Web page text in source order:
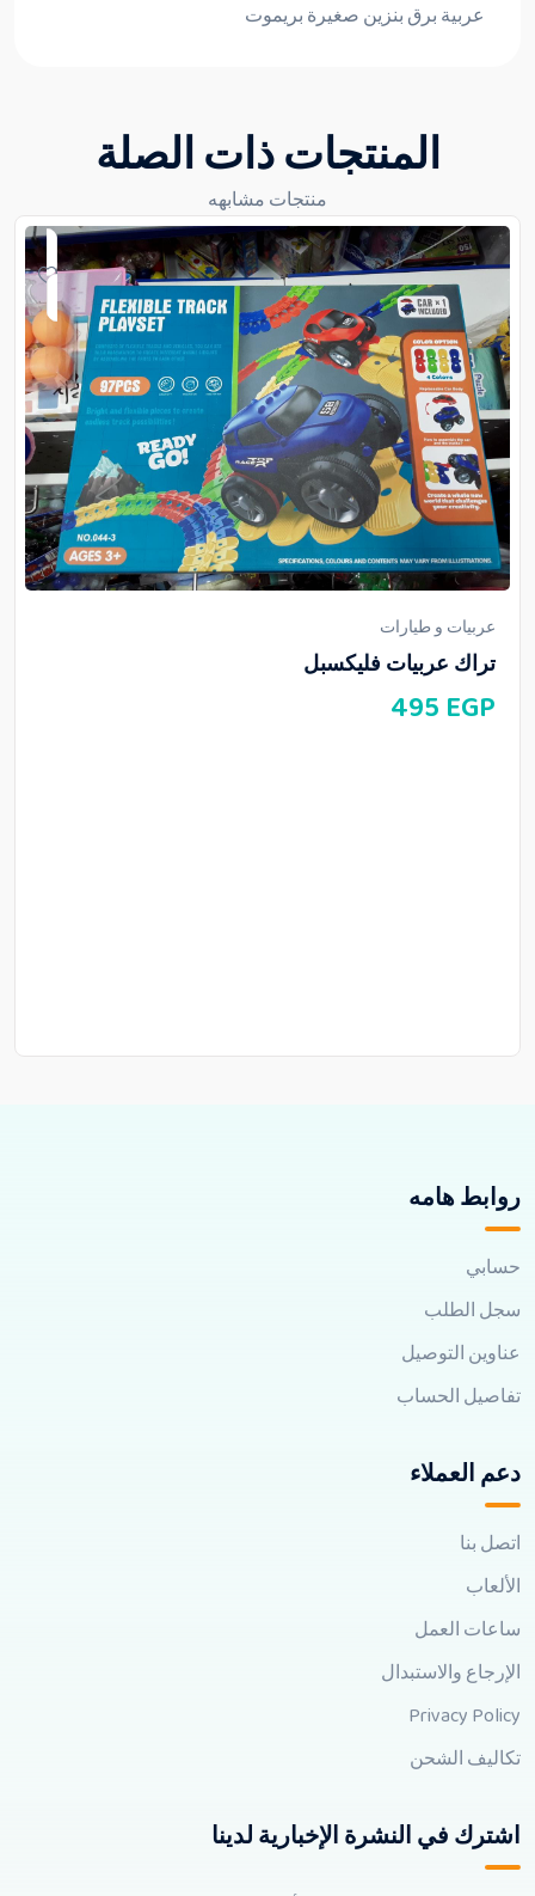
عربية برق بنزين صغيرة بريموت
المنتجات ذات الصلة
منتجات مشابهه
عربيات و طيارات
تراك عربيات فليكسبل
495 EGP
روابط هامه
حسابي
سجل الطلب
عناوين التوصيل
تفاصيل الحساب
دعم العملاء
اتصل بنا
الألعاب
ساعات العمل
الإرجاع والاستبدال
Privacy Policy
تكاليف الشحن
اشترك في النشرة الإخبارية لدينا